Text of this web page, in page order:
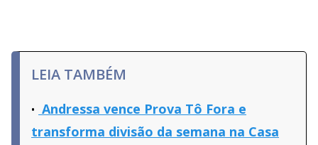
LEIA TAMBÉM
Andressa vence Prova Tô Fora e
transforma divisão da semana na Casa